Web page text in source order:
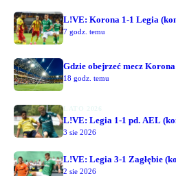
L!VE: Korona 1-1 Legia
7 godz. temu
Gdzie obejrzeć mecz
18 godz. temu
L!VE: Legia 1-1 pd. AEL
3 sie 2026
L!VE: Legia 3-1 Zagłębie
2 sie 2026